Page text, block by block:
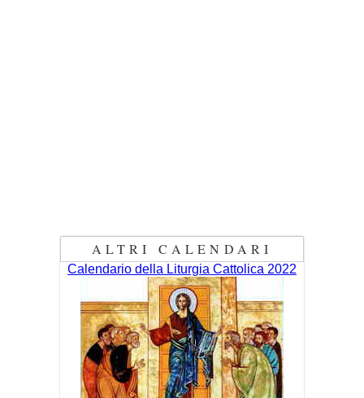
ALTRI CALENDARI
Calendario della Liturgia Cattolica 2022